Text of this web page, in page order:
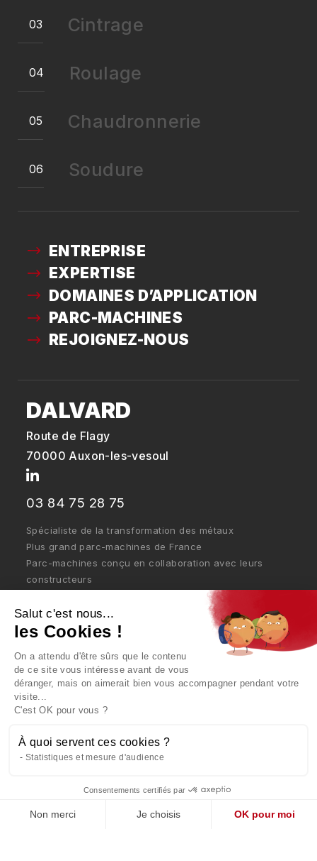
Cintrage
Roulage
Chaudronnerie
Soudure
ENTREPRISE
EXPERTISE
DOMAINES D’APPLICATION
PARC-MACHINES
REJOIGNEZ-NOUS
DALVARD
Route de Flagy
70000 Auxon-les-vesoul
03 84 75 28 75
Spécialiste de la transformation des métaux
Plus grand parc-machines de France
Parc-machines conçu en collaboration avec leurs
constructeurs
Petite et moyenne série
Prestation de A à Z
CONTACT
Politique de confidentialité
Salut c'est nous...
les Cookies !
On a attendu d'être sûrs que le contenu
de ce site vous intéresse avant de vous
déranger, mais on aimerait bien vous accompagner pendant votre
visite...
C'est OK pour vous ?
À quoi servent ces cookies ?
Statistiques et mesure d'audience
Consentements certifiés par
Non merci Je choisis OK pour moi